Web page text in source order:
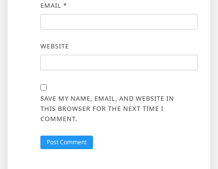
EMAIL *
WEBSITE
SAVE MY NAME, EMAIL, AND WEBSITE IN
THIS BROWSER FOR THE NEXT TIME I
COMMENT.